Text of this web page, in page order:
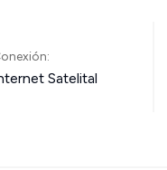
Satelital